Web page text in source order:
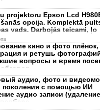
projektoru Epson Lcd
opcija. Komplektā
vads. Darbojās teicami, ļo
кино и фото плёнок,
и ретушь
вопросы и время
аудио, фото и
поколения с помощью ИИ
аудио записи